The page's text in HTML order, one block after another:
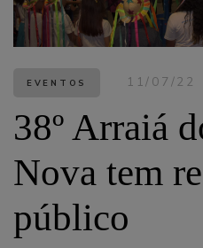
EVENTOS 11/07/22
38º Arraiá
Nova tem
público